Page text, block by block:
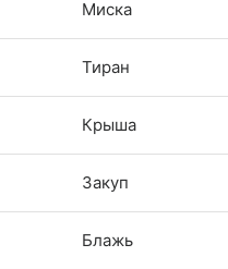
Миска
Тиран
Крыша
Закуп
Блажь